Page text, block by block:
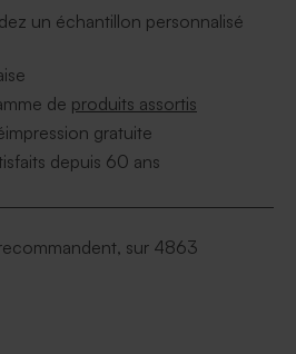
un échantillon personnalisé
de produits assortis
gratuite
depuis 60 ans
sur 4863